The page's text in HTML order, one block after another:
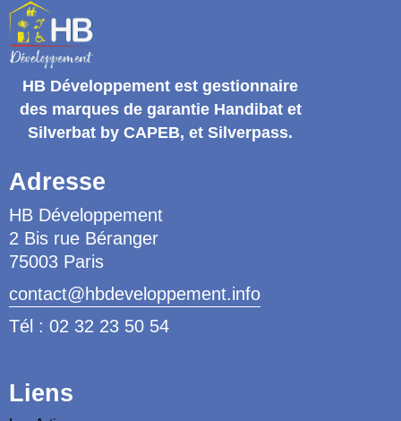
HB Développement est gestionnaire
des marques de garantie Handibat et
Silverbat by CAPEB, et Silverpass.
Adresse
HB Développement
2 Bis rue Béranger
75003 Paris
contact@hbdeveloppement.info
Tél : 02 32 23 50 54
Liens